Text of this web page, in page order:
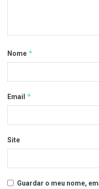
Nome *
Email *
Site
Guardar o meu nome,